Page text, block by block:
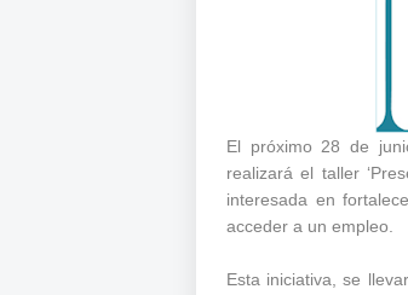
El próximo 28 de
realizará el taller
interesada en
acceder a un empleo.
Esta iniciativa, se